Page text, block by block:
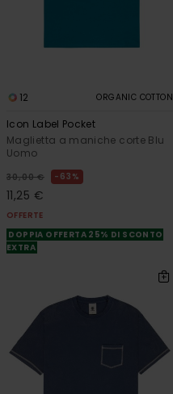
12 ORGANIC COTTON
Icon Label Pocket
Maglietta a maniche corte Blu
Uomo
30,00 € 63%
11,25 €
OFFERTE
DOPPIA OFFERTA 25% DI SCONTO
EXTRA